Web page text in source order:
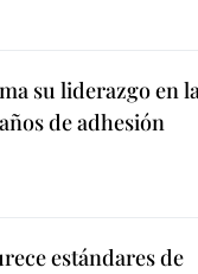
su liderazgo en
de adhesión
estándares de